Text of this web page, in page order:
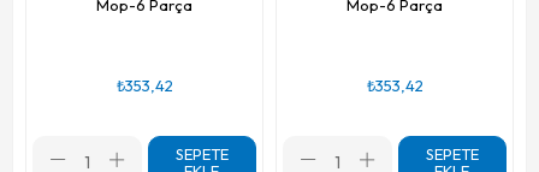
Mop-6 Parça
₺353,42
SEPETE
Mop-6 Parça
₺353,42
SEPETE